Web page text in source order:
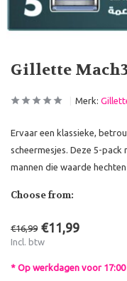
Gillette
Merk:
Ervaar een klassieke,
scheermesjes. Deze 5-
mannen die waarde
Choose from:
€16,99 €11,99
Incl. btw
* Op werkdagen voor